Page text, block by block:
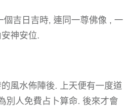
個吉日吉時, 連同一尊佛像 , 一
神安位.
風水佈陣後. 上天便有一度道
別人免費占卜算命. 後來才會